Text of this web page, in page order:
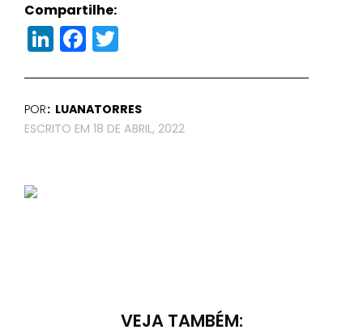
LinkedIn
Facebook
Compartilhe:
POR LUANATORRES
18 DE ABRIL, 2022
VEJA TAMBÉM: